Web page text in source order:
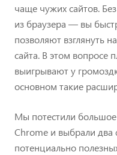
чаще чужих сайтов.
из браузера — вы
позволяют взглянуть
сайта. В этом вопросе
выигрывают у
основном такие
Мы потестили большое
Chrome и выбрали два
потенциально